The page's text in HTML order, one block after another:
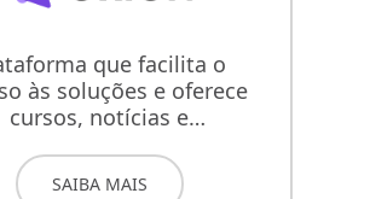
que facilita o
às soluções e oferece
cursos, notícias e
SAIBA MAIS